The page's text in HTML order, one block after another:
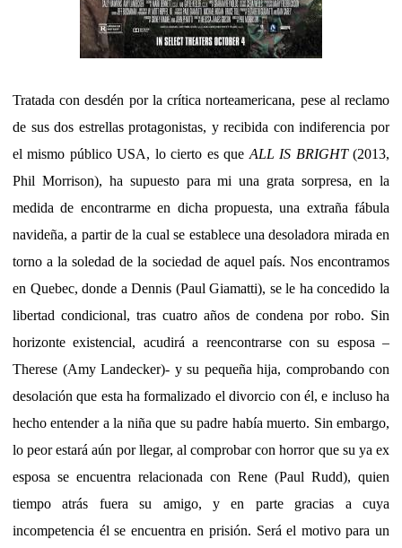
Tratada con desdén por la crítica norteamericana, pese al reclamo
de sus dos estrellas protagonistas, y recibida con indiferencia por
el mismo público USA, lo cierto es que ALL IS BRIGHT(2013,
Phil Morrison), ha supuesto para mi una grata sorpresa, en la
medida de encontrarme en dicha propuesta, una extraña fábula
navideña, a partir de la cual se establece una desoladora mirada en
torno a la soledad de la sociedad de aquel país. Nos encontramos
en Quebec, donde a Dennis (Paul Giamatti), se le ha concedido la
libertad condicional, tras cuatro años de condena por robo. Sin
horizonte existencial, acudirá a reencontrarse con su esposa –
Therese (Amy Landecker)- y su pequeña hija, comprobando con
desolación que esta ha formalizado el divorcio con él, e incluso ha
hecho entender a la niña que su padre había muerto. Sin embargo,
lo peor estará aún por llegar, al comprobar con horror que su ya ex
esposa se encuentra relacionada con Rene (Paul Rudd), quien
tiempo atrás fuera su amigo, y en parte gracias a cuya
incompetencia él se encuentra en prisión. Será el motivo para un